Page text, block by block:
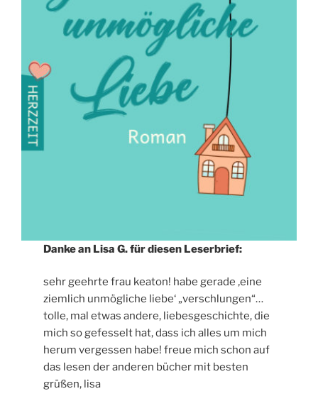
Danke an Lisa G. für diesen Leserbrief:
sehr geehrte frau keaton! habe gerade ‚eine
ziemlich unmögliche liebe‘ „verschlungen“…
tolle, mal etwas andere, liebesgeschichte, die
mich so gefesselt hat, dass ich alles um mich
herum vergessen habe! freue mich schon auf
das lesen der anderen bücher mit besten
grüßen, lisa